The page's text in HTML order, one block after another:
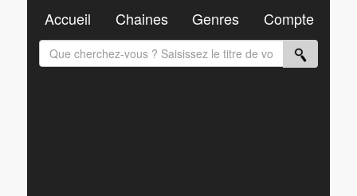
Accueil Chaines Genres Compte